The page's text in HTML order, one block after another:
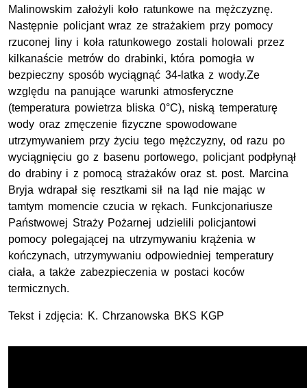
Malinowskim założyli koło ratunkowe na mężczyznę.
Następnie policjant wraz ze strażakiem przy pomocy
rzuconej liny i koła ratunkowego zostali holowali przez
kilkanaście metrów do drabinki, która pomogła w
bezpieczny sposób wyciągnąć 34-latka z wody.Ze
względu na panujące warunki atmosferyczne
(temperatura powietrza bliska 0°C), niską temperaturę
wody oraz zmęczenie fizyczne spowodowane
utrzymywaniem przy życiu tego mężczyzny, od razu po
wyciągnięciu go z basenu portowego, policjant podpłynął
do drabiny i z pomocą strażaków oraz st. post. Marcina
Bryja wdrapał się resztkami sił na ląd nie mając w
tamtym momencie czucia w rękach. Funkcjonariusze
Państwowej Straży Pożarnej udzielili policjantowi
pomocy polegającej na utrzymywaniu krążenia w
kończynach, utrzymywaniu odpowiedniej temperatury
ciała, a także zabezpieczenia w postaci koców
termicznych.
Tekst i zdjęcia: K. Chrzanowska BKS KGP